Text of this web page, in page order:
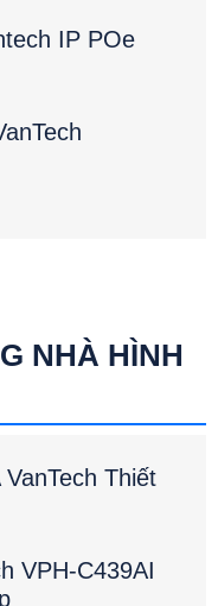
IP POe
NHÀ HÌNH
Thiết
VPH-C439AI